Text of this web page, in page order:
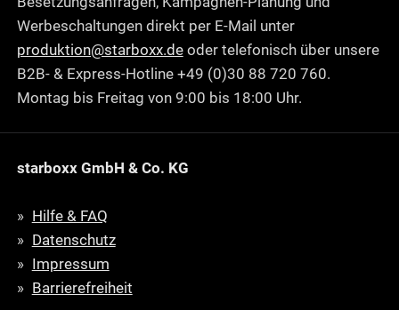
Werbeschaltungen direkt per E-Mail unter
produktion@starboxx.deoder telefonisch über unsere
B2B- & Express-Hotline +49 (0)30 88 720 760.
Montag bis Freitag von 9:00 bis 18:00 Uhr.
starboxx GmbH & Co. KG
Hilfe & FAQ
Datenschutz
Impressum
Barrierefreiheit